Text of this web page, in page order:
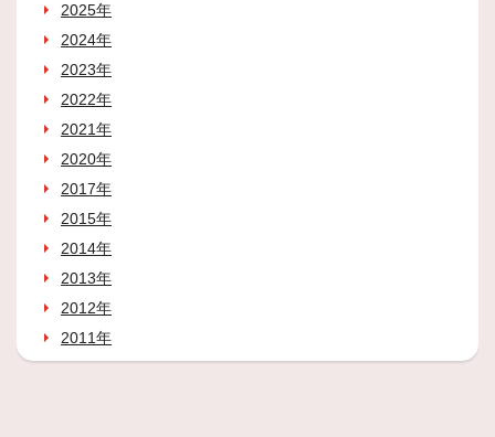
2025年
2024年
2023年
2022年
2021年
2020年
2017年
2015年
2014年
2013年
2012年
2011年